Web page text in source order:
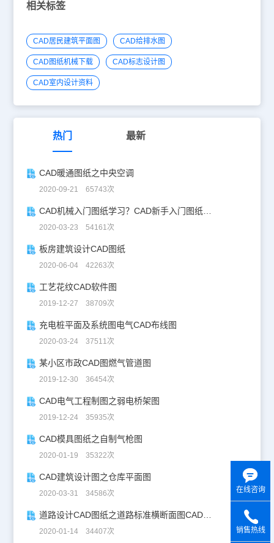
相关标签
CAD居民建筑平面图 CAD给排水图
CAD图纸机械下载 CAD标志设计图
CAD室内设计资料
热门 最新
CAD暖通图纸之中央空调
2020-09-21 65743次
CAD机械入门图纸学习？CAD新手入门图纸练习
2020-03-23 54161次
板房建筑设计CAD图纸
2020-06-04 42263次
工艺花纹CAD软件图
2019-12-27 38709次
充电桩平面及系统图电气CAD布线图
2020-03-24 37511次
某小区市政CAD图燃气管道图
2019-12-30 36454次
CAD电气工程制图之弱电桥架图
2019-12-24 35935次
CAD模具图纸之自制气枪图
2020-01-19 35322次
CAD建筑设计图之仓库平面图
2020-03-31 34586次
道路设计CAD图纸之道路标准横断面图CAD图纸
2020-01-14 34407次
在线咨询
销售热线